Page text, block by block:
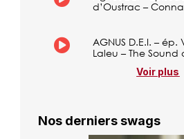
d’Oustrac –
AGNUS D.E.I. –
Laleu – The Sound
Voir plus
Nos derniers swags